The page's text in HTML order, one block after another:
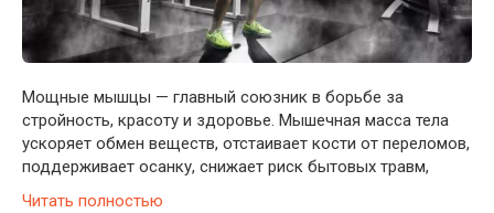
Мощные мышцы — главный союзник в борьбе за
стройность, красоту и здоровье. Мышечная масса тела
ускоряет обмен веществ, отстаивает кости от переломов,
поддерживает осанку, снижает риск бытовых травм,
Читать полностью